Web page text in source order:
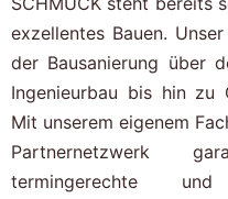
exzellentes Bauen.
der Bausanierung über
Ingenieurbau bis hin zu
Mit unserem eigenem
Partnernetzwerk
termingerechte